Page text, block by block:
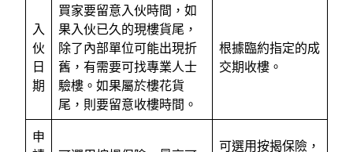
入
伙
日
期
買家要留意入伙時間，如
果入伙已久的現樓貨尾，
除了內部單位可能出現折
舊，有需要可找專業人士
驗樓。如果屬於樓花貨
尾，則要留意收樓時間。
根據臨約指定的成
交期收樓。
申
可選用按揭保險，